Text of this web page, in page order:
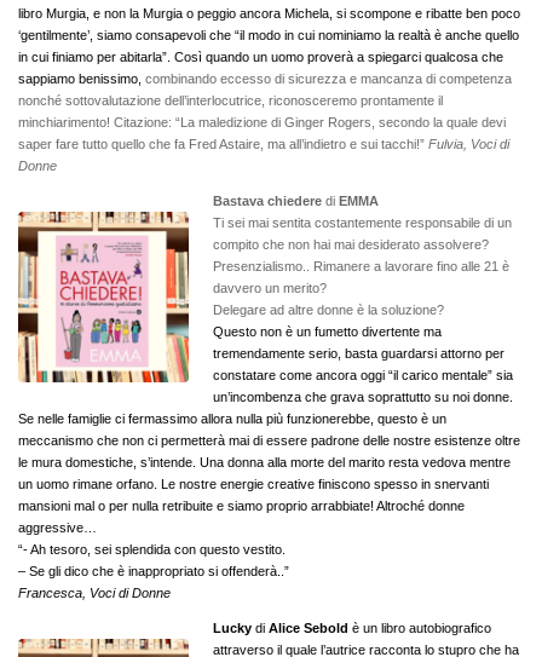
libro Murgia, e non la Murgia o peggio ancora Michela, si scompone e ribatte ben poco
‘gentilmente’, siamo consapevoli che “il modo in cui nominiamo la realtà è anche quello
in cui finiamo per abitarla”. Così quando un uomo proverà a spiegarci qualcosa che
sappiamo benissimo, combinando eccesso di sicurezza e mancanza di competenza
nonché sottovalutazione dell’interlocutrice, riconosceremo prontamente il
minchiarimento! Citazione: “La maledizione di Ginger Rogers, secondo la quale devi
saper fare tutto quello che fa Fred Astaire, ma all’indietro e sui tacchi!” Fulvia, Voci di
Donne
Bastava chiedere di EMMA
Ti sei mai sentita costantemente responsabile di un
compito che non hai mai desiderato assolvere?
Presenzialismo.. Rimanere a lavorare fino alle 21 è
davvero un merito?
Delegare ad altre donne è la soluzione?
Questo non è un fumetto divertente ma
tremendamente serio, basta guardarsi attorno per
constatare come ancora oggi “il carico mentale” sia
un’incombenza che grava soprattutto su noi donne.
Se nelle famiglie ci fermassimo allora nulla più funzionerebbe, questo è un
meccanismo che non ci permetterà mai di essere padrone delle nostre esistenze oltre
le mura domestiche, s’intende. Una donna alla morte del marito resta vedova mentre
un uomo rimane orfano. Le nostre energie creative finiscono spesso in snervanti
mansioni mal o per nulla retribuite e siamo proprio arrabbiate! Altroché donne
aggressive…
“- Ah tesoro, sei splendida con questo vestito.
– Se gli dico che è inappropriato si offenderà..”
Francesca, Voci di Donne
Lucky di Alice Sebold è un libro autobiografico
attraverso il quale l’autrice racconta lo stupro che ha